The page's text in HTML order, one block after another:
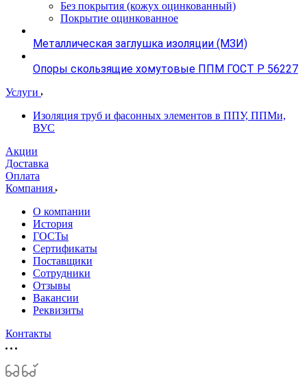
Без покрытия (кожух оцинкованный)
Покрытие оцинкованное
Металлическая заглушка изоляции (МЗИ)
Опоры скользящие хомутовые ППМ ГОСТ Р 56227
Услуги
Изоляция труб и фасонных элементов в ППУ, ППМи,
ВУС
Акции
Доставка
Оплата
Компания
О компании
История
ГОСТы
Сертификаты
Поставщики
Сотрудники
Отзывы
Вакансии
Реквизиты
Контакты